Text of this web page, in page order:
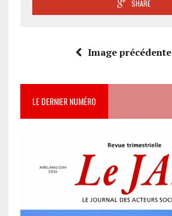
SHARE
Image précédente
LE DERNIER NUMÉRO